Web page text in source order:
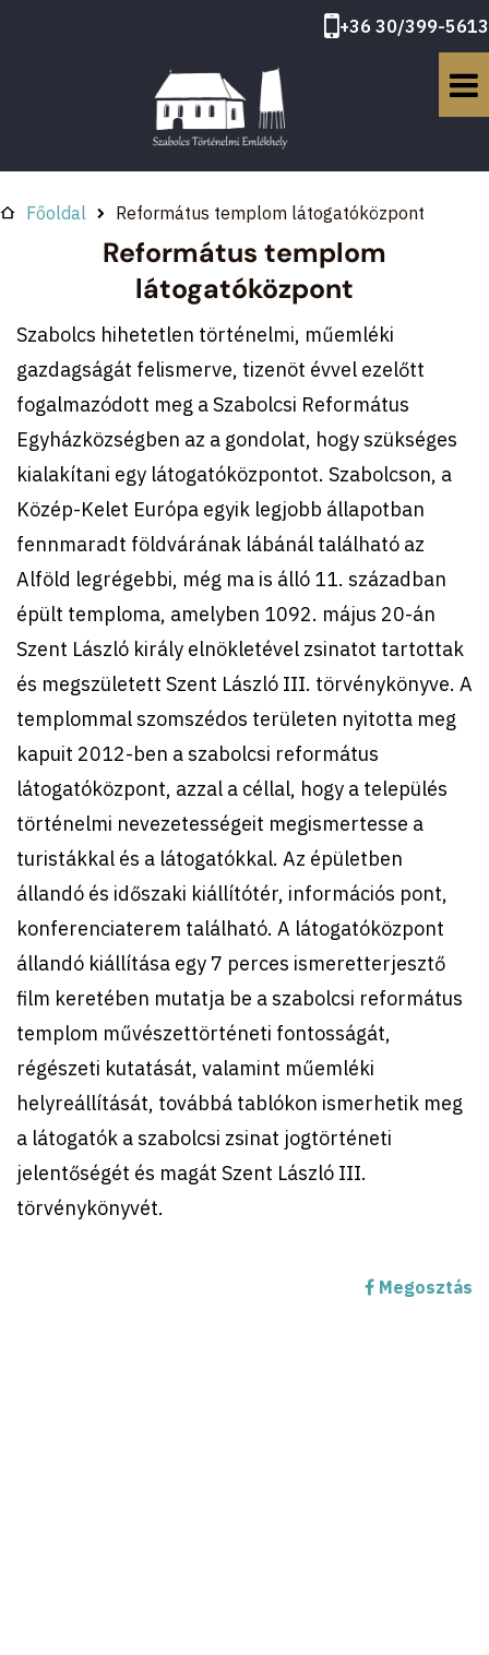
+36 30/399-5613
Főoldal Református templom látogatóközpont
Református templom
látogatóközpont
Szabolcs hihetetlen történelmi, műemléki
gazdagságát felismerve, tizenöt évvel ezelőtt
fogalmazódott meg a Szabolcsi Református
Egyházközségben az a gondolat, hogy szükséges
kialakítani egy látogatóközpontot. Szabolcson, a
Közép-Kelet Európa egyik legjobb állapotban
fennmaradt földvárának lábánál található az
Alföld legrégebbi, még ma is álló 11. században
épült temploma, amelyben 1092. május 20-án
Szent László király elnökletével zsinatot tartottak
és megszületett Szent László III. törvénykönyve. A
templommal szomszédos területen nyitotta meg
kapuit 2012-ben a szabolcsi református
látogatóközpont, azzal a céllal, hogy a település
történelmi nevezetességeit megismertesse a
turistákkal és a látogatókkal. Az épületben
állandó és időszaki kiállítótér, információs pont,
konferenciaterem található. A látogatóközpont
állandó kiállítása egy 7 perces ismeretterjesztő
film keretében mutatja be a szabolcsi református
templom művészettörténeti fontosságát,
régészeti kutatását, valamint műemléki
helyreállítását, továbbá tablókon ismerhetik meg
a látogatók a szabolcsi zsinat jogtörténeti
jelentőségét és magát Szent László III.
törvénykönyvét.
Megosztás